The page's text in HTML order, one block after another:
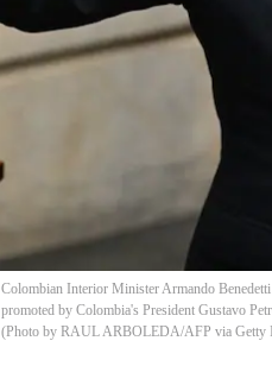
Colombian Interior Minister Armando
promoted by Colombia's President Gustavo
(Photo by RAUL ARBOLEDA/AFP via Getty